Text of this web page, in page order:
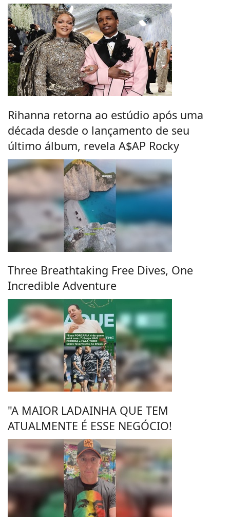
Rihanna retorna ao estúdio após uma
década desde o lançamento de seu
último álbum, revela A$AP Rocky
Three Breathtaking Free Dives, One
Incredible Adventure
"A MAIOR LADAINHA QUE TEM
ATUALMENTE É ESSE NEGÓCIO!